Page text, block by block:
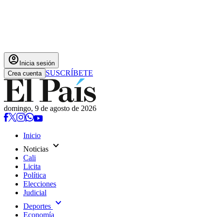
account_circle Inicia sesión
Crea cuenta SUSCRÍBETE
domingo, 9 de agosto de 2026
Inicio
Noticias expand_more
Cali
Licita
Política
Elecciones
Judicial
Deportes expand_more
Economía